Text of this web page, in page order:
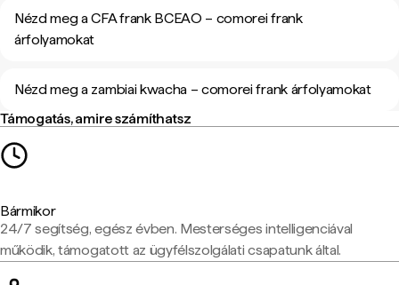
Nézd meg a CFA frank BCEAO – comorei frank
árfolyamokat
Nézd meg a zambiai kwacha – comorei frank árfolyamokat
Támogatás, amire számíthatsz
Bármikor
24/7 segítség, egész évben. Mesterséges intelligenciával
működik, támogatott az ügyfélszolgálati csapatunk által.